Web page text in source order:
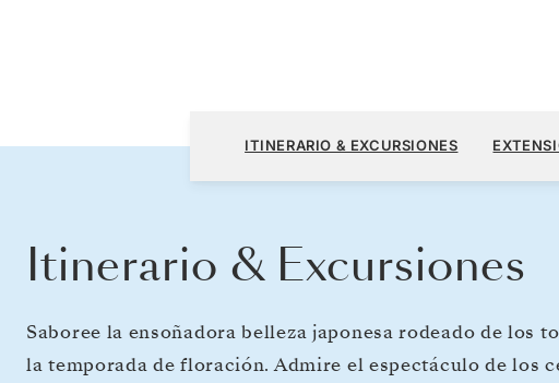
Incheon (Seúl) a TokioITINERARIO & EXCURSIONES
Itinerario & Excursiones
Saboree la ensoñadora belleza japonesa rodeado de los
la temporada de floración. Admire el espectáculo de los